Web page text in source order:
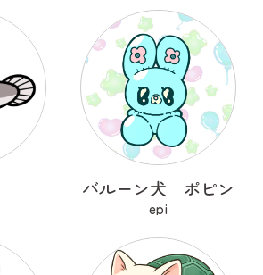
バルーン犬 ポピン
epi